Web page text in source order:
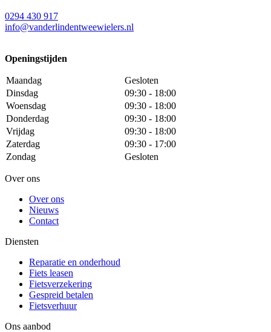
0294 430 917
info@vanderlindentweewielers.nl
Openingstijden
Maandag
Gesloten
Dinsdag
09:30 - 18:00
Woensdag
09:30 - 18:00
Donderdag
09:30 - 18:00
Vrijdag
09:30 - 18:00
Zaterdag
09:30 - 17:00
Zondag
Gesloten
Over ons
Over ons
Nieuws
Contact
Diensten
Reparatie en onderhoud
Fiets leasen
Fietsverzekering
Gespreid betalen
Fietsverhuur
Ons aanbod